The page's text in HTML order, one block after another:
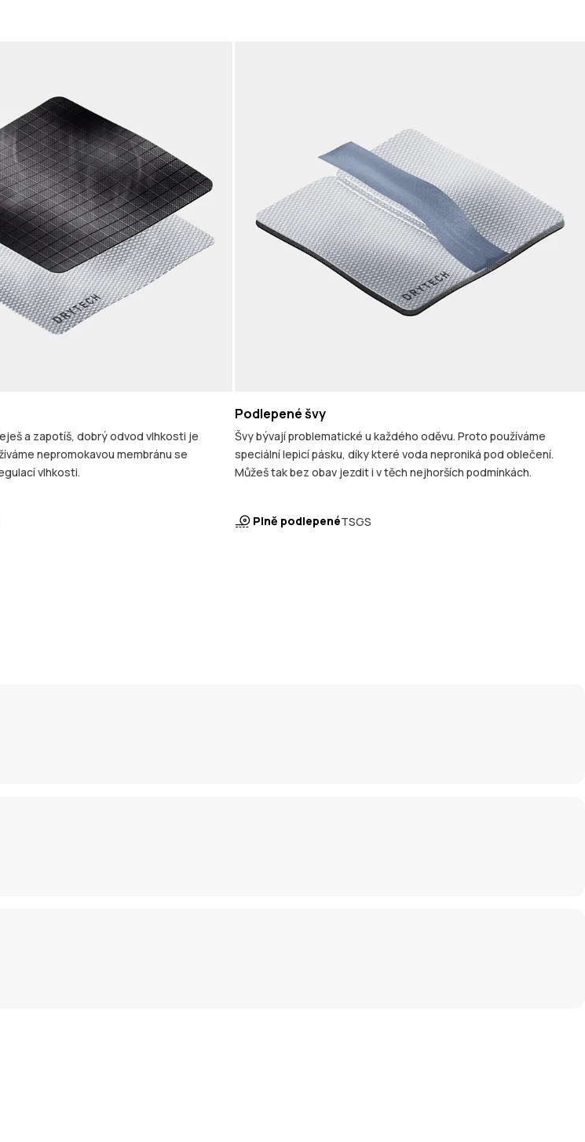
a zapotíš, dobrý odvod vlhkosti je
nepromokavou membránu se
vlhkosti.
Podlepené švy
Švy bývají problematické u každého oděvu. Proto používáme
speciální lepicí pásku, díky které voda neproniká pod oblečení.
Můžeš tak bez obav jezdit i v těch nejhorších podmínkách.
Plně podlepenéTSGS